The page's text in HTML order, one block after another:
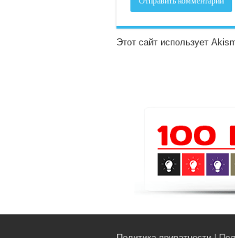
Этот сайт использует